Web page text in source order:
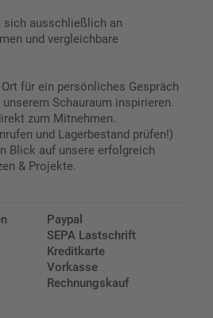
sich ausschließlich an
und vergleichbare
für ein persönliches Gespräch
Schauraum inspirieren.
zum Mitnehmen.
und Lagerbestand prüfen!)
Blick auf unsere erfolgreich
& Projekte.
Paypal
SEPA Lastschrift
Kreditkarte
Vorkasse
Rechnungskauf